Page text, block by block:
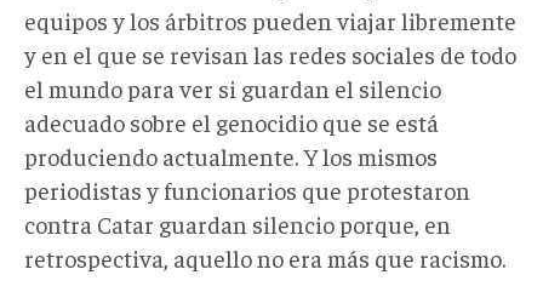
equipos y los árbitros pueden viajar libremente
y en el que se revisan las redes sociales de todo
el mundo para ver si guardan el silencio
adecuado sobre el genocidio que se está
produciendo actualmente. Y los mismos
periodistas y funcionarios que protestaron
contra Catar guardan silencio porque, en
retrospectiva, aquello no era más que racismo.